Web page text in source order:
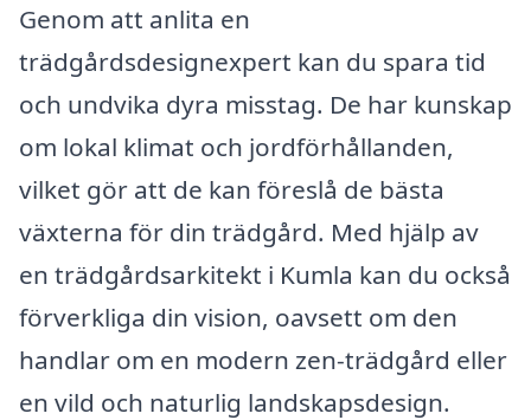
Genom att anlita en
trädgårdsdesignexpert kan du spara tid
och undvika dyra misstag. De har kunskap
om lokal klimat och jordförhållanden,
vilket gör att de kan föreslå de bästa
växterna för din trädgård. Med hjälp av
en trädgårdsarkitekt i Kumla kan du också
förverkliga din vision, oavsett om den
handlar om en modern zen-trädgård eller
en vild och naturlig landskapsdesign.